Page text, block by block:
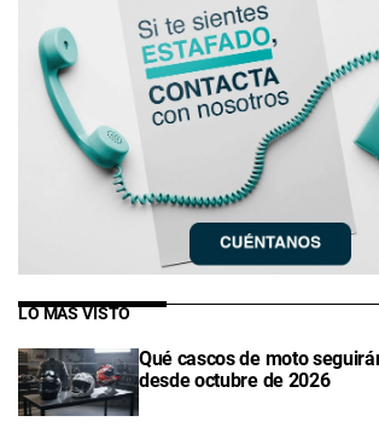
LO MÁS VISTO
Qué cascos de moto
desde octubre de 2026